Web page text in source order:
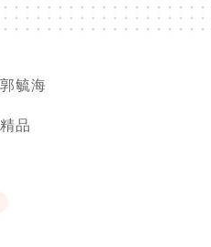
郭毓海
精品